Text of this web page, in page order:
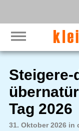
Steigere-
Tag 2026
31. Oktober 2026 in